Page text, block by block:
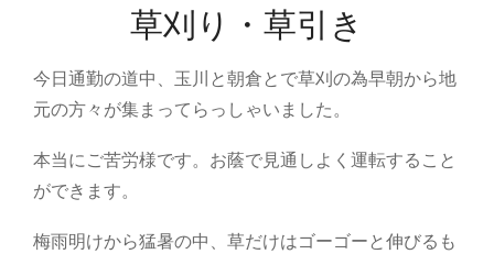
草刈り・草引き
今日通勤の道中、玉川と朝倉とで草刈の為早朝から地
元の方々が集まってらっしゃいました。
本当にご苦労様です。お蔭で見通しよく運転すること
ができます。
梅雨明けから猛暑の中、草だけはゴーゴーと伸びるも